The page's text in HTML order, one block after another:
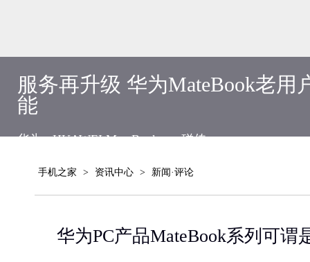
服务再升级 华为MateBook老用
能
华为 HUAWEI MateBook 一碰传
手机之家 > 资讯中心 > 新闻·评论
华为PC产品MateBook系列可谓